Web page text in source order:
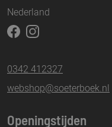
Nederland
0342 412327
webshop@soeterboek.nl
Openingstijden